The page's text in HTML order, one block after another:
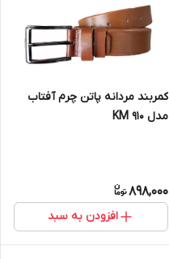
کمربند مردانه پاتن چرم آفتاب
مدل KM 910
898,000
افزودن به سبد